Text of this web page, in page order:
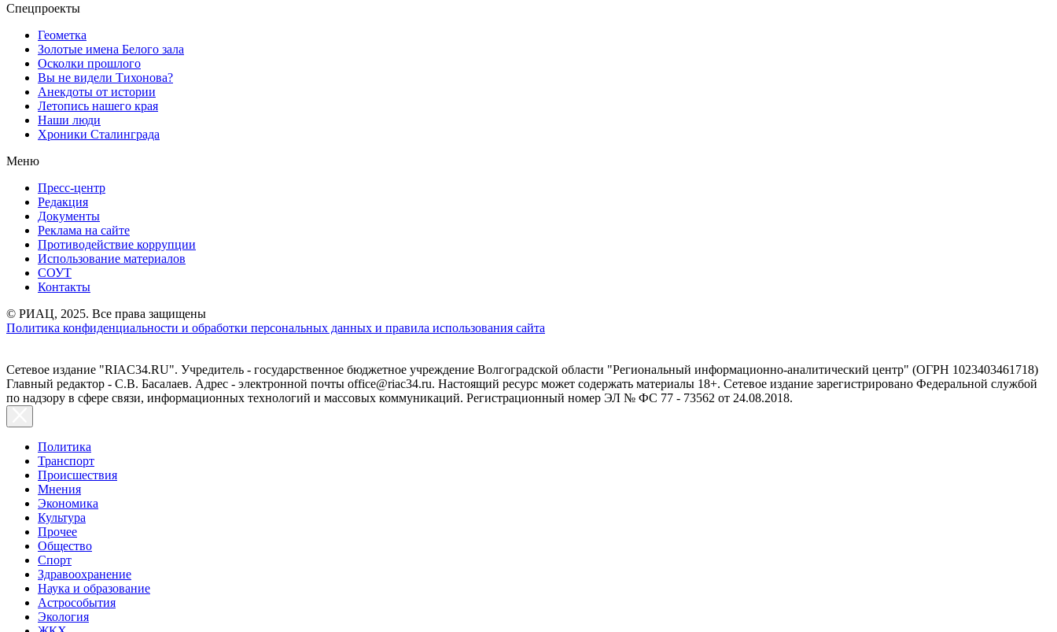
Спецпроекты
Геометка
Золотые имена Белого зала
Осколки прошлого
Вы не видели Тихонова?
Анекдоты от истории
Летопись нашего края
Наши люди
Хроники Сталинграда
Меню
Пресс-центр
Редакция
Документы
Реклама на сайте
Противодействие коррупции
Использование материалов
СОУТ
Контакты
© РИАЦ, 2025. Все права защищены
Политика конфиденциальности и обработки персональных данных и правила использования сайта
Сетевое издание "RIAC34.RU". Учредитель - государственное бюджетное учреждение Волгоградской области "Региональный информационно-аналитический центр" (ОГРН 1023403461718)
Главный редактор - С.В. Басалаев. Адрес - электронной почты office@riac34.ru. Настоящий ресурс может содержать материалы 18+. Сетевое издание зарегистрировано Федеральной службой
по надзору в сфере связи, информационных технологий и массовых коммуникаций. Регистрационный номер ЭЛ № ФС 77 - 73562 от 24.08.2018.
Политика
Транспорт
Происшествия
Мнения
Экономика
Культура
Прочее
Общество
Спорт
Здравоохранение
Наука и образование
Астрособытия
Экология